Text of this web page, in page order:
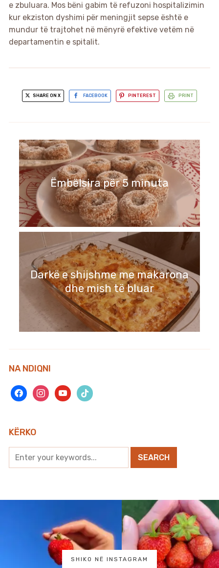
e zbuluara. Mos bëni gabim të refuzoni hospitalizimin
kur ekziston dyshimi për meningjit sepse është e
mundur të trajtohet në mënyrë efektive vetëm në
departamentin e spitalit.
SHARE ON X FACEBOOK PINTEREST PRINT
Ëmbëlsira për 5 minuta
Darkë e shijshme me makarona
dhe mish të bluar
NA NDIQNI
facebookinstagramyoutubetiktok
KËRKO
SHIKO NË INSTAGRAM